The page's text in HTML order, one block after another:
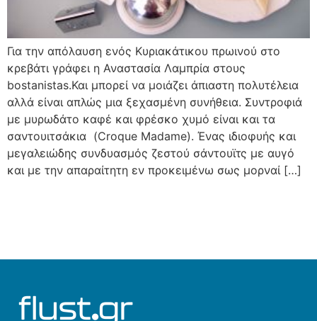
Για την απόλαυση ενός Κυριακάτικου πρωινού στο
κρεβάτι γράφει η Αναστασία Λαμπρία στους
bostanistas.Και μπορεί να μοιάζει άπιαστη πολυτέλεια
αλλά είναι απλώς μια ξεχασμένη συνήθεια. Συντροφιά
με μυρωδάτο καφέ και φρέσκο χυμό είναι και τα
σαντουιτσάκια (Croque Madame). Ένας ιδιοφυής και
μεγαλειώδης συνδυασμός ζεστού σάντουϊτς με αυγό
και με την απαραίτητη εν προκειμένω σως μορναί […]